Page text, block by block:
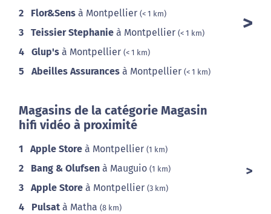
2 Flor&Sens à Montpellier (< 1 km)
3 Teissier Stephanie à Montpellier (< 1 km)
4 Glup's à Montpellier (< 1 km)
5 Abeilles Assurances à Montpellier (< 1 km)
Magasins de la catégorie Magasin
hifi vidéo à proximité
1 Apple Store à Montpellier (1 km)
2 Bang & Olufsen à Mauguio (1 km)
3 Apple Store à Montpellier (3 km)
4 Pulsat à Matha (8 km)